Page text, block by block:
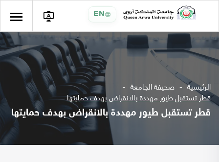
EN
الرئيسية صحيفة الجامعة
قطر تستقبل طيور مهددة بالانقراض بهدف حمايتها
قطر تستقبل طيور مهددة بالانقراض بهدف حمايتها